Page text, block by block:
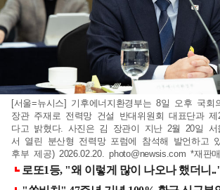
[서울=뉴시스] 기후에너지환경부는 8일 오후 국회
장관 주재로 전력망 건설 반대위원회 대표단과
다고 밝혔다. 사진은 김 장관이 지난 2월 20일 서
서 열린 분산형 전력망 포럼에 참석해 발언하고
후부 제공) 2026.02.20.photo@newsis.com *재판